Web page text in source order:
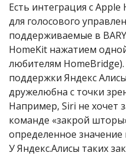
Есть интеграция с Apple
для голосового
поддерживаемые в
HomeKit нажатием
любителям
поддержки Яндекс
дружелюбна с точки
Например, Siri не хочет
команде «закрой
определенное
У Яндекс.Алисы таких